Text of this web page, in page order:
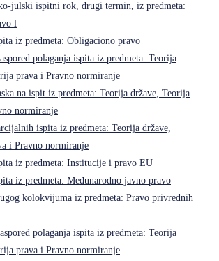
julski ispitni rok, drugi termin, iz predmeta:
l
iz predmeta: Obligaciono pravo
polaganja ispita iz predmeta: Teorija
prava i Pravno normiranje
na ispit iz predmeta: Teorija države, Teorija
normiranje
ispita iz predmeta: Teorija države,
i Pravno normiranje
iz predmeta: Institucije i pravo EU
iz predmeta: Međunarodno javno pravo
kolokvijuma iz predmeta: Pravo privrednih
polaganja ispita iz predmeta: Teorija
prava i Pravno normiranje